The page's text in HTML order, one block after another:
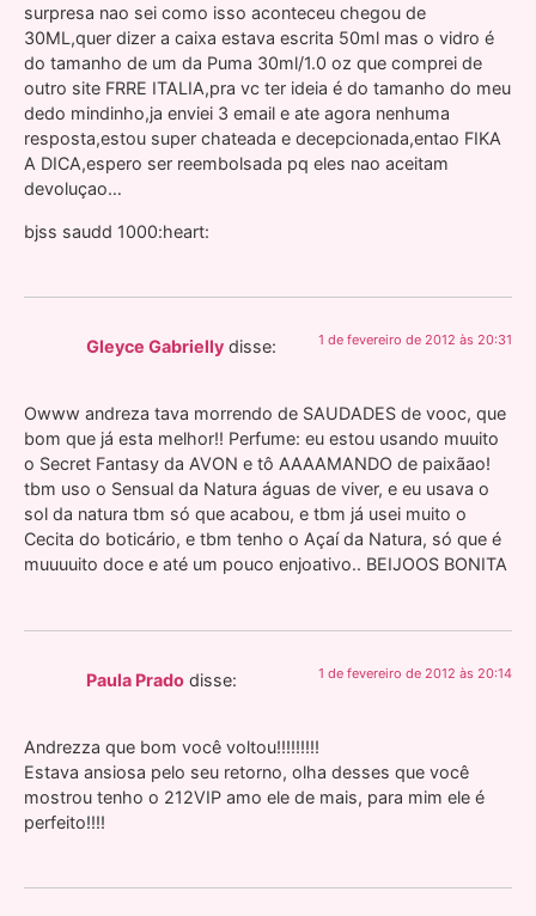
surpresa nao sei como isso aconteceu chegou de
30ML,quer dizer a caixa estava escrita 50ml mas o vidro é
do tamanho de um da Puma 30ml/1.0 oz que comprei de
outro site FRRE ITALIA,pra vc ter ideia é do tamanho do meu
dedo mindinho,ja enviei 3 email e ate agora nenhuma
resposta,estou super chateada e decepcionada,entao FIKA
A DICA,espero ser reembolsada pq eles nao aceitam
devoluçao…
bjss saudd 1000:heart:
Gleyce Gabrielly disse: 1 de fevereiro de 2012 às 20:31
Owww andreza tava morrendo de SAUDADES de vooc, que
bom que já esta melhor!! Perfume: eu estou usando muuito
o Secret Fantasy da AVON e tô AAAAMANDO de paixãao!
tbm uso o Sensual da Natura águas de viver, e eu usava o
sol da natura tbm só que acabou, e tbm já usei muito o
Cecita do boticário, e tbm tenho o Açaí da Natura, só que é
muuuuito doce e até um pouco enjoativo.. BEIJOOS BONITA
Paula Prado disse: 1 de fevereiro de 2012 às 20:14
Andrezza que bom você voltou!!!!!!!!!
Estava ansiosa pelo seu retorno, olha desses que você
mostrou tenho o 212VIP amo ele de mais, para mim ele é
perfeito!!!!